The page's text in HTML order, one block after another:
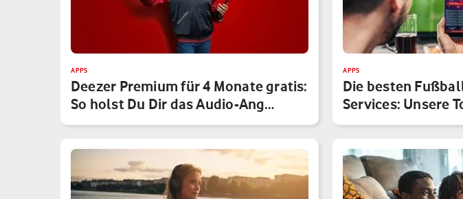
APPS
Deezer Premium für 4 Monate gratis:
So holst Du Dir das Audio-Ang…
APPS
Die besten
Services: Unsere
Anwendungen f…